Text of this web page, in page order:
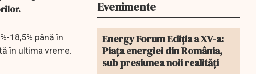
18,5% până în
în ultima vreme.
Evenimente
Energy Forum Ediția a XV-a:
Piața energiei din România,
sub presiunea noii realități